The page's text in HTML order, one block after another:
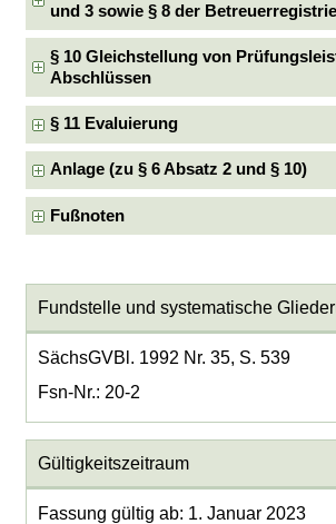
und 3 sowie § 8 der
§ 10 Gleichstellung von
Abschlüssen
§ 11 Evaluierung
Anlage (zu § 6 Absatz 2 und § 10)
Fußnoten
Fundstelle und systematische
SächsGVBl. 1992 Nr. 35, S. 539
Fsn-Nr.: 20-2
Gültigkeitszeitraum
Fassung gültig ab: 1. Januar 2023